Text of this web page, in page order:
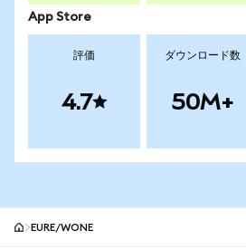
App Store
評価
4.7
ダウンロード数
50M+
EURE/WONE